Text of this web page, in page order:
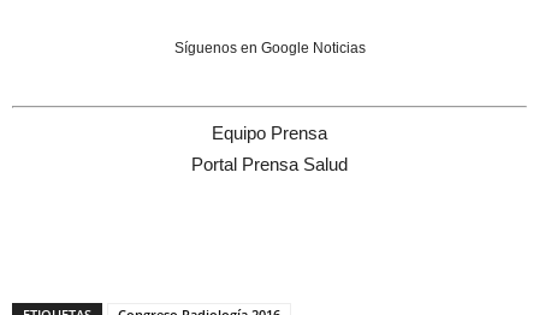
Síguenos en Google Noticias
Equipo Prensa
Portal Prensa Salud